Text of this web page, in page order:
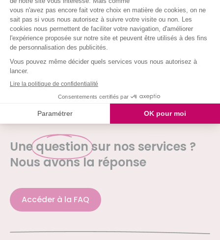
Nous intervenons chez vous à partir de 2h
simultanées
Je demande mon devis
Une question sur nos services ?
Nous avons la réponse
Accéder à la FAQ